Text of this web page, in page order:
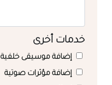
خدمات أخرى
إضافة موسيقى خلفية
إضافة مؤثرات صوتية